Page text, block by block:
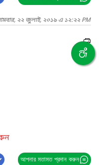
২২ জুলাই, ২০১৯ এ ১২:২২ PM
আপনার মতামত প্রদান করুন